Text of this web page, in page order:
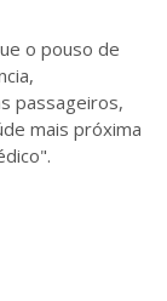
o pouso de
passageiros,
mais próxima